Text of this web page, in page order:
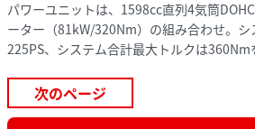
パワーユニットは、1598cc直列4気筒
ーター（81kW/320Nm）の組み合わせ。シ
225PS、システム合計最大トルクは360Nm
次のページ